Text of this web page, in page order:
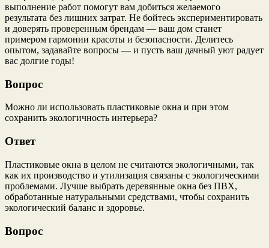
выполнение работ помогут вам добиться желаемого
результата без лишних затрат. Не бойтесь экспериментировать
и доверять проверенным брендам — ваш дом станет
примером гармонии красоты и безопасности. Делитесь
опытом, задавайте вопросы — и пусть ваш дачный уют радует
вас долгие годы!
Вопрос
Можно ли использовать пластиковые окна и при этом
сохранить экологичность интерьера?
Ответ
Пластиковые окна в целом не считаются экологичными, так
как их производство и утилизация связаны с экологическими
проблемами. Лучше выбрать деревянные окна без ПВХ,
обработанные натуральными средствами, чтобы сохранить
экологический баланс и здоровье.
Вопрос